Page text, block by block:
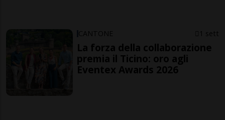
CANTONE 1 sett
La forza della collaborazione
premia il Ticino: oro agli
Eventex Awards 2026